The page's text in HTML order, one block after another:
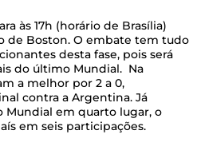
às 17h (horário de Brasília)
de Boston. O embate tem tudo
desta fase, pois será
do último Mundial. Na
a melhor por 2 a 0,
contra a Argentina. Já
Mundial em quarto lugar, o
em seis participações.